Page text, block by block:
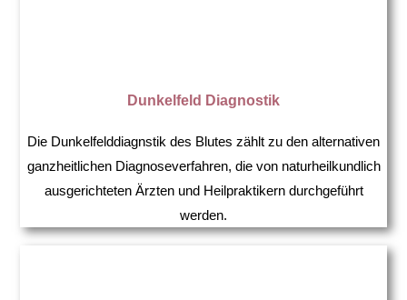
Dunkelfeld Diagnostik
Die Dunkelfelddiagnstik des Blutes zählt zu den alternativen
ganzheitlichen Diagnoseverfahren, die von naturheilkundlich
ausgerichteten Ärzten und Heilpraktikern durchgeführt
werden.